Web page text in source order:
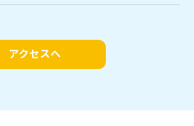
アクセスへ